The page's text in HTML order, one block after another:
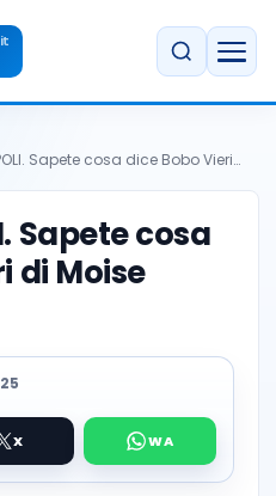
Sapete cosa dice Bobo Vieri…
Sapete cosa
di Moise